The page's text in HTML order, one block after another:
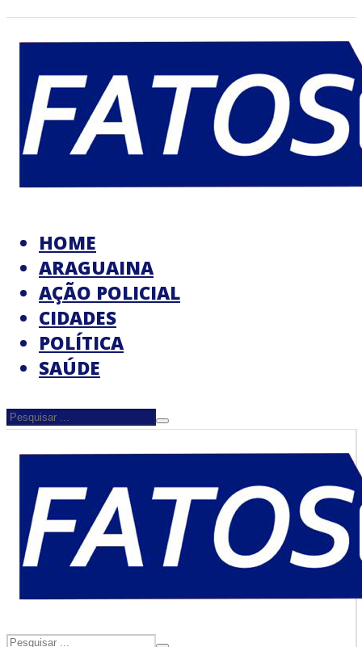
HOME
ARAGUAINA
AÇÃO POLICIAL
CIDADES
POLÍTICA
SAÚDE